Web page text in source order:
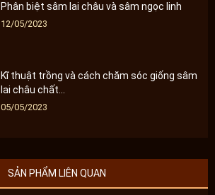
Phân biệt sâm lai châu và sâm ngọc linh
12/05/2023
Kĩ thuật trồng và cách chăm sóc giống sâm
lai châu chất...
05/05/2023
SẢN PHẨM LIÊN QUAN